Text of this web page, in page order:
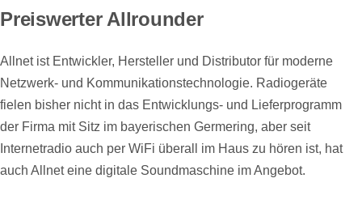
Preiswerter Allrounder
Allnet ist Entwickler, Hersteller und Distributor für moderne
Netzwerk- und Kommunikationstechnologie. Radiogeräte
fielen bisher nicht in das Entwicklungs- und Lieferprogramm
der Firma mit Sitz im bayerischen Germering, aber seit
Internetradio auch per WiFi überall im Haus zu hören ist, hat
auch Allnet eine digitale Soundmaschine im Angebot.